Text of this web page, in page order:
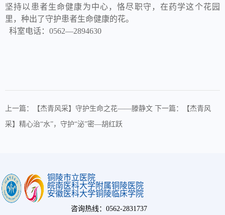
坚持以患者生命健康为中心，恪尽职守，在药学这个花园
里，种出了守护患者生命健康的花。
科室电话：0562—2894630
上一篇：【杰青风采】守护生命之花——滕静文 下一篇：【杰青风
采】精心治“水”，守护“泌”密—胡红跃
铜陵市立医院
皖南医科大学附属铜陵医院
安徽医科大学铜陵临床学院
咨询热线：0562-2831737